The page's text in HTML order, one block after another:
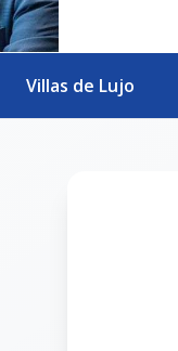
Villas de Lujo